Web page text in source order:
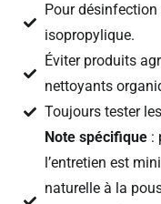
Pour désinfection
isopropylique.
Éviter produits
nettoyants
Toujours tester
Note spécifique:
l’entretien est
naturelle à la